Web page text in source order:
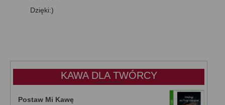
Dzięki:)
KAWA DLA TWÓRCY
Postaw Mi Kawę